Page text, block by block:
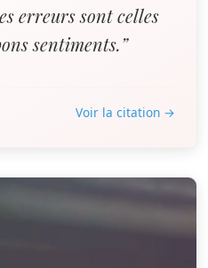
erreurs sont celles
sentiments.”
Voir la citation →